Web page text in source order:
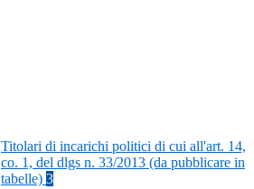
Titolari di incarichi politici di cui all'art. 14,
co. 1, del dlgs n. 33/2013 (da pubblicare in
tabelle) 3